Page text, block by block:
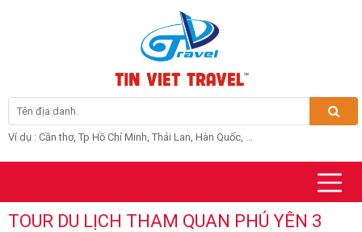
Ví dụ : Cần thơ, Tp Hồ Chí Minh, Thái Lan, Hàn Quốc, ...
TOUR DU LỊCH THAM QUAN PHÚ YÊN 3